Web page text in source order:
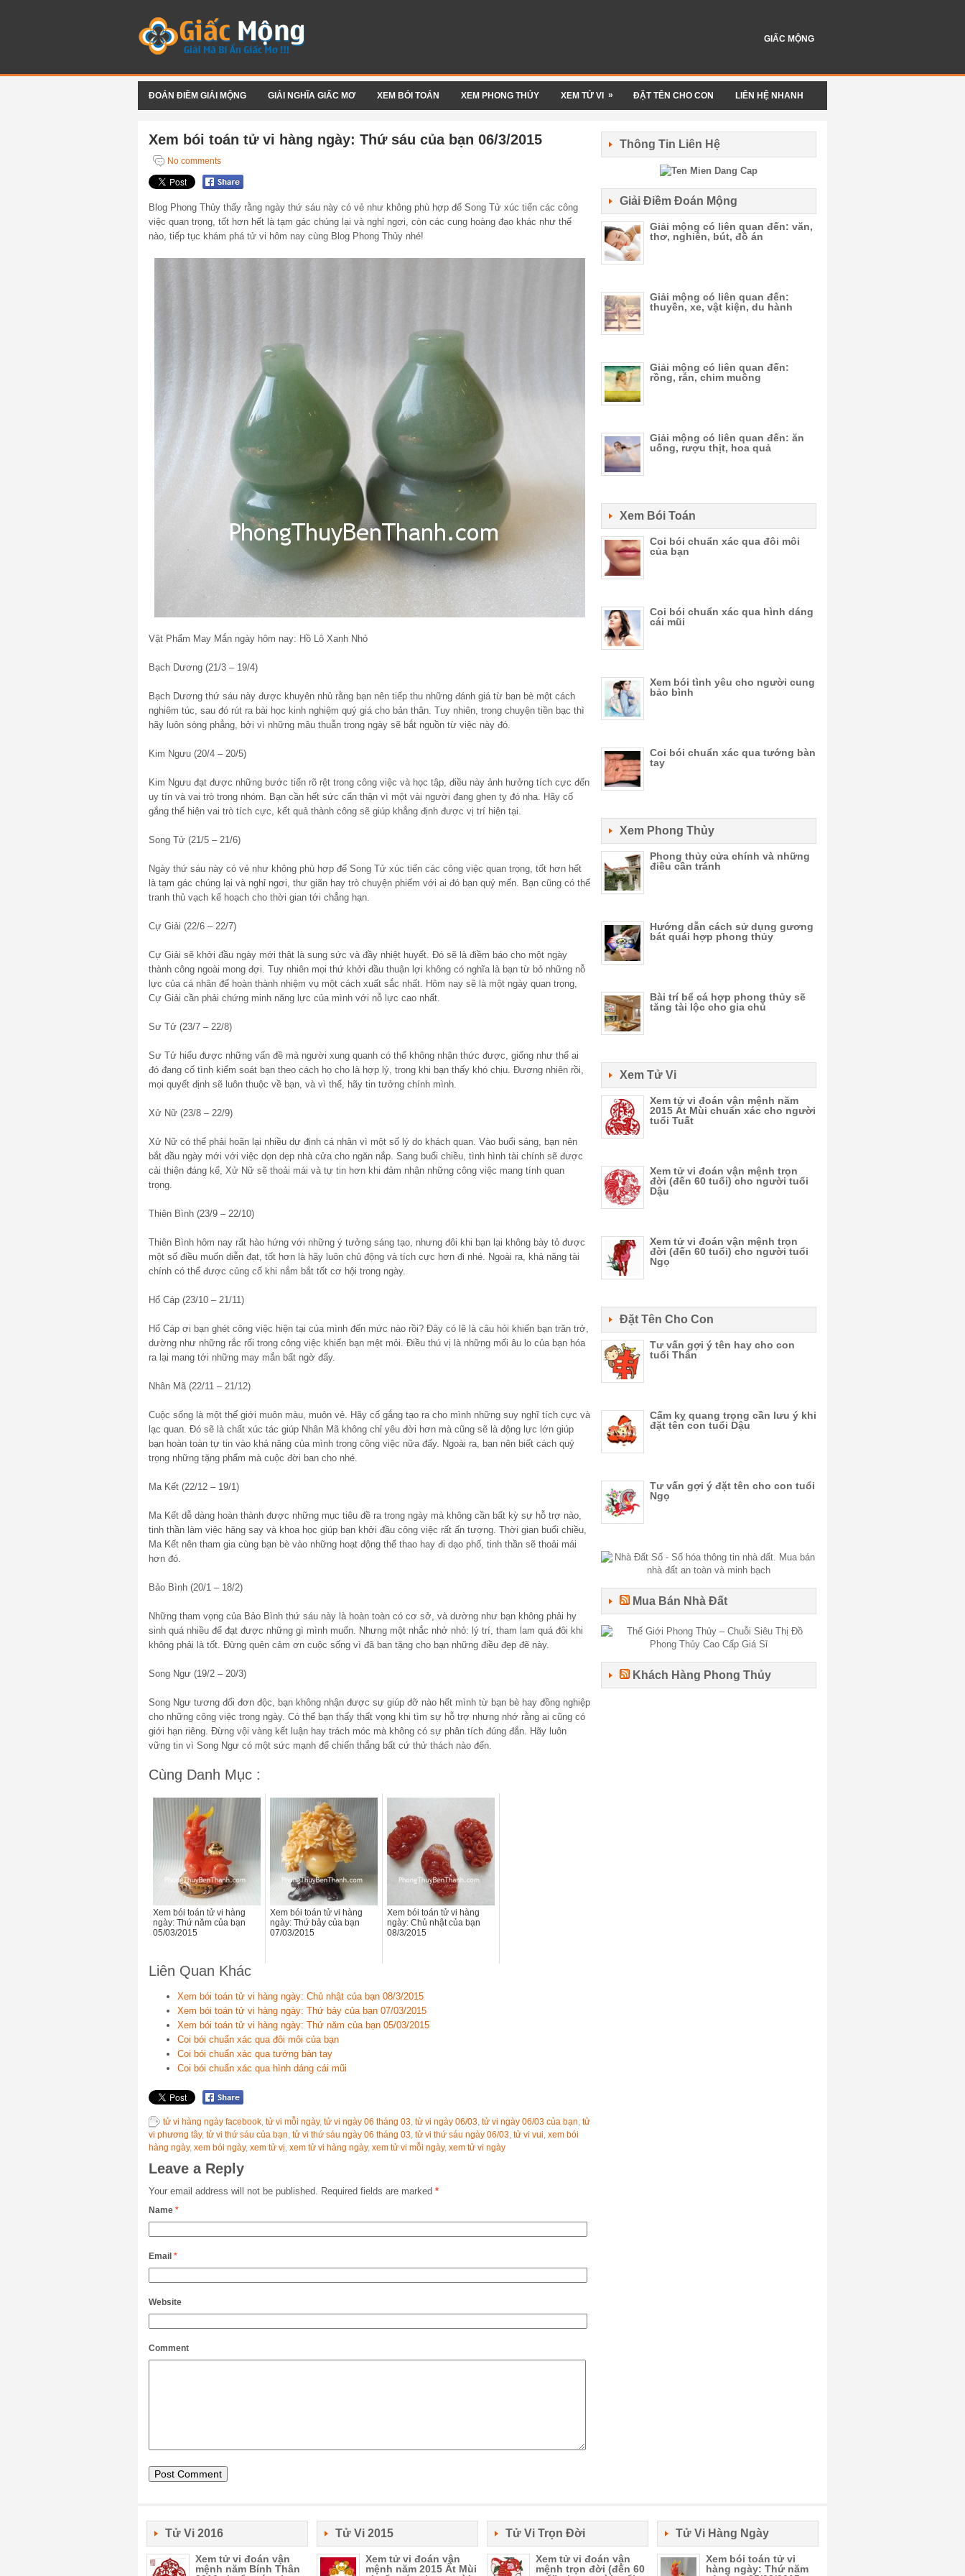
GIẤC MỘNG
ĐOÁN ĐIỀM GIẢI MỘNG GIẢI NGHĨA GIẤC MƠ XEM BÓI TOÁN XEM PHONG THỦY XEM TỬ VI » ĐẶT TÊN CHO CON LIÊN HỆ NHANH
Xem bói toán tử vi hàng ngày: Thứ sáu của bạn 06/3/2015
No comments
Blog Phong Thủy thấy rằng ngày thứ sáu này có vẻ như không phù hợp để Song Tử xúc tiến các công
việc quan trọng, tốt hơn hết là tạm gác chúng lại và nghỉ ngơi, còn các cung hoàng đạo khác như thế
nào, tiếp tục khám phá tử vi hôm nay cùng Blog Phong Thủy nhé!
Vật Phẩm May Mắn ngày hôm nay: Hồ Lô Xanh Nhỏ
Bạch Dương (21/3 – 19/4)
Bạch Dương thứ sáu này được khuyên nhủ rằng bạn nên tiếp thu những đánh giá từ bạn bè một cách
nghiêm túc, sau đó rút ra bài học kinh nghiệm quý giá cho bản thân. Tuy nhiên, trong chuyện tiền bạc thì
hãy luôn sòng phẳng, bởi vì những mâu thuẫn trong ngày sẽ bắt nguồn từ việc này đó.
Kim Ngưu (20/4 – 20/5)
Kim Ngưu đạt được những bước tiến rõ rệt trong công việc và học tập, điều này ảnh hưởng tích cực đến
uy tín và vai trò trong nhóm. Bạn cần hết sức cẩn thận vì một vài người đang ghen tỵ đó nha. Hãy cố
gắng thể hiện vai trò tích cực, kết quả thành công sẽ giúp khẳng định được vị trí hiện tại.
Song Tử (21/5 – 21/6)
Ngày thứ sáu này có vẻ như không phù hợp để Song Tử xúc tiến các công việc quan trọng, tốt hơn hết
là tạm gác chúng lại và nghỉ ngơi, thư giãn hay trò chuyện phiếm với ai đó bạn quý mến. Bạn cũng có thể
tranh thủ vạch kế hoạch cho thời gian tới chẳng hạn.
Cự Giải (22/6 – 22/7)
Cự Giải sẽ khởi đầu ngày mới thật là sung sức và đầy nhiệt huyết. Đó sẽ là điềm báo cho một ngày
thành công ngoài mong đợi. Tuy nhiên mọi thứ khởi đầu thuận lợi không có nghĩa là bạn từ bỏ những nỗ
lực của cá nhân để hoàn thành nhiệm vụ một cách xuất sắc nhất. Hôm nay sẽ là một ngày quan trọng,
Cự Giải cần phải chứng minh năng lực của mình với nỗ lực cao nhất.
Sư Tử (23/7 – 22/8)
Sư Tử hiểu được những vấn đề mà người xung quanh có thể không nhận thức được, giống như thể ai
đó đang cố tình kiểm soát bạn theo cách họ cho là hợp lý, trong khi bạn thấy khó chịu. Đương nhiên rồi,
mọi quyết định sẽ luôn thuộc về bạn, và vì thế, hãy tin tưởng chính mình.
Xử Nữ (23/8 – 22/9)
Xử Nữ có thể phải hoãn lại nhiều dự định cá nhân vì một số lý do khách quan. Vào buổi sáng, bạn nên
bắt đầu ngày mới với việc dọn dẹp nhà cửa cho ngăn nắp. Sang buổi chiều, tình hình tài chính sẽ được
cải thiện đáng kể, Xử Nữ sẽ thoải mái và tự tin hơn khi đảm nhận những công việc mang tính quan
trọng.
Thiên Bình (23/9 – 22/10)
Thiên Bình hôm nay rất hào hứng với những ý tưởng sáng tạo, nhưng đôi khi bạn lại không bày tỏ được
một số điều muốn diễn đạt, tốt hơn là hãy luôn chủ động và tích cực hơn đi nhé. Ngoài ra, khả năng tài
chính có thể được củng cố khi nắm bắt tốt cơ hội trong ngày.
Hổ Cáp (23/10 – 21/11)
Hổ Cáp ơi bạn ghét công việc hiện tại của mình đến mức nào rồi? Đây có lẽ là câu hỏi khiến bạn trăn trở,
dường như những rắc rối trong công việc khiến bạn mệt mỏi. Điều thú vị là những mối âu lo của bạn hóa
ra lại mang tới những may mắn bất ngờ đấy.
Nhân Mã (22/11 – 21/12)
Cuộc sống là một thế giới muôn màu, muôn vẻ. Hãy cố gắng tạo ra cho mình những suy nghĩ tích cực và
lạc quan. Đó sẽ là chất xúc tác giúp Nhân Mã không chỉ yêu đời hơn mà cũng sẽ là động lực lớn giúp
bạn hoàn toàn tự tin vào khả năng của mình trong công việc nữa đấy. Ngoài ra, bạn nên biết cách quý
trọng những tặng phẩm mà cuộc đời ban cho nhé.
Ma Kết (22/12 – 19/1)
Ma Kết dễ dàng hoàn thành được những mục tiêu đề ra trong ngày mà không cần bất kỳ sự hỗ trợ nào,
tinh thần làm việc hăng say và khoa học giúp bạn khởi đầu công việc rất ấn tượng. Thời gian buổi chiều,
Ma Kết nên tham gia cùng bạn bè vào những hoạt động thể thao hay đi dạo phố, tinh thần sẽ thoải mái
hơn đó.
Bảo Bình (20/1 – 18/2)
Những tham vọng của Bảo Bình thứ sáu này là hoàn toàn có cơ sở, và dường như bạn không phải hy
sinh quá nhiều để đạt được những gì mình muốn. Nhưng một nhắc nhở nhỏ: lý trí, tham lam quá đôi khi
không phải là tốt. Đừng quên cảm ơn cuộc sống vì đã ban tặng cho bạn những điều đẹp đẽ này.
Song Ngư (19/2 – 20/3)
Song Ngư tương đối đơn độc, bạn không nhận được sự giúp đỡ nào hết mình từ bạn bè hay đồng nghiệp
cho những công việc trong ngày. Có thể bạn thấy thất vọng khi tìm sự hỗ trợ nhưng nhớ rằng ai cũng có
giới hạn riêng. Đừng vội vàng kết luận hay trách móc mà không có sự phân tích đúng đắn. Hãy luôn
vững tin vì Song Ngư có một sức mạnh để chiến thắng bất cứ thử thách nào đến.
Cùng Danh Mục :
Xem bói toán tử vi hàng
ngày: Thứ năm của bạn
05/03/2015
Xem bói toán tử vi hàng
ngày: Thứ bảy của bạn
07/03/2015
Xem bói toán tử vi hàng
ngày: Chủ nhật của bạn
08/3/2015
Liên Quan Khác
Xem bói toán tử vi hàng ngày: Chủ nhật của bạn 08/3/2015
Xem bói toán tử vi hàng ngày: Thứ bảy của bạn 07/03/2015
Xem bói toán tử vi hàng ngày: Thứ năm của bạn 05/03/2015
Coi bói chuẩn xác qua đôi môi của bạn
Coi bói chuẩn xác qua tướng bàn tay
Coi bói chuẩn xác qua hình dáng cái mũi
tử vi hàng ngày facebook, tử vi mỗi ngày, tử vi ngày 06 tháng 03, tử vi ngày 06/03, tử vi ngày 06/03 của bạn, tử
vi phương tây, tử vi thứ sáu của bạn, tử vi thứ sáu ngày 06 tháng 03, tử vi thứ sáu ngày 06/03, tử vi vui, xem bói
hàng ngày, xem bói ngày, xem tử vị, xem tử vi hàng ngày, xem tử vi mỗi ngày, xem tử vi ngày
Leave a Reply
Your email address will not be published. Required fields are marked *
Name *
Email *
Website
Comment
Thông Tin Liên Hệ
Giải Điềm Đoán Mộng
Giải mộng có liên quan đến: văn,
thơ, nghiên, bút, đồ án
Giải mộng có liên quan đến:
thuyền, xe, vật kiện, du hành
Giải mộng có liên quan đến:
rồng, rắn, chim muông
Giải mộng có liên quan đến: ăn
uống, rượu thịt, hoa quả
Xem Bói Toán
Coi bói chuẩn xác qua đôi môi
của bạn
Coi bói chuẩn xác qua hình dáng
cái mũi
Xem bói tình yêu cho người cung
bảo bình
Coi bói chuẩn xác qua tướng bàn
tay
Xem Phong Thủy
Phong thủy cửa chính và những
điều cần tránh
Hướng dẫn cách sử dụng gương
bát quái hợp phong thủy
Bài trí bể cá hợp phong thủy sẽ
tăng tài lộc cho gia chủ
Xem Tử Vi
Xem tử vi đoán vận mệnh năm
2015 Ất Mùi chuẩn xác cho người
tuổi Tuất
Xem tử vi đoán vận mệnh trọn
đời (đến 60 tuổi) cho người tuổi
Dậu
Xem tử vi đoán vận mệnh trọn
đời (đến 60 tuổi) cho người tuổi
Ngọ
Đặt Tên Cho Con
Tư vấn gợi ý tên hay cho con
tuổi Thân
Cấm kỵ quang trọng cần lưu ý khi
đặt tên con tuổi Dậu
Tư vấn gợi ý đặt tên cho con tuổi
Ngọ
Mua Bán Nhà Đất
Khách Hàng Phong Thủy
Tử Vi 2016
Xem tử vi đoán vận
mệnh năm Bính Thân
Tử Vi 2015
Xem tử vi đoán vận
mệnh năm 2015 Ất Mùi
Tử Vi Trọn Đời
Xem tử vi đoán vận
mệnh trọn đời (đến 60
Tử Vi Hàng Ngày
Xem bói toán tử vi
hàng ngày: Thứ năm